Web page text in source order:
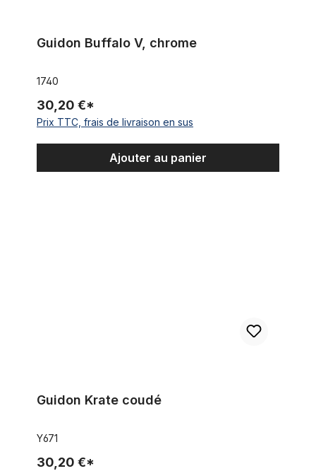
Guidon Buffalo V, chrome
1740
30,20 €*
Prix TTC, frais de livraison en sus
Ajouter au panier
Guidon Krate coudé
Y671
30,20 €*